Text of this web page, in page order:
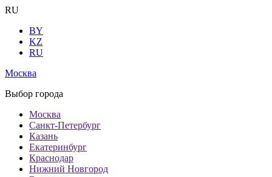
RU
BY
KZ
RU
Москва
Выбор города
Москва
Санкт-Петербург
Казань
Екатеринбург
Краснодар
Нижний Новгород